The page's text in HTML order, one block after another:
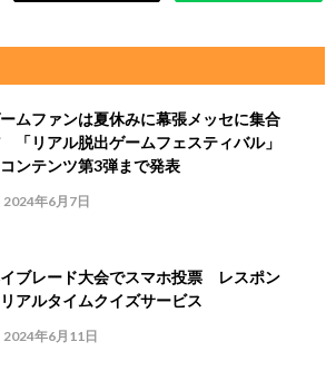
ムファンは夏休みに幕張メッセに集合
「リアル脱出ゲームフェスティバル」
ンテンツ第3弾まで発表
2024年6月7日
ブレード大会でスマホ投票 レスポン
アルタイムクイズサービス
2024年6月11日